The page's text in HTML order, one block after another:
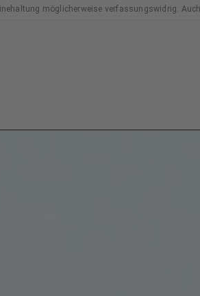
möglicherweise verfassungswidrig: